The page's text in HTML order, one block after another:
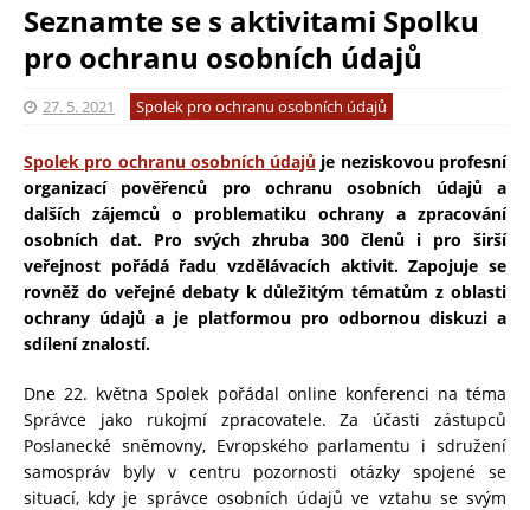
Seznamte se s aktivitami Spolku
pro ochranu osobních údajů
27. 5. 2021 Spolek pro ochranu osobních údajů
Spolek pro ochranu osobních údajů je neziskovou profesní
organizací pověřenců pro ochranu osobních údajů a
dalších zájemců o problematiku ochrany a zpracování
osobních dat. Pro svých zhruba 300 členů i pro širší
veřejnost pořádá řadu vzdělávacích aktivit. Zapojuje se
rovněž do veřejné debaty k důležitým tématům z oblasti
ochrany údajů a je platformou pro odbornou diskuzi a
sdílení znalostí.
Dne 22. května Spolek pořádal online konferenci na téma
Správce jako rukojmí zpracovatele. Za účasti zástupců
Poslanecké sněmovny, Evropského parlamentu i sdružení
samospráv byly v centru pozornosti otázky spojené se
situací, kdy je správce osobních údajů ve vztahu se svým